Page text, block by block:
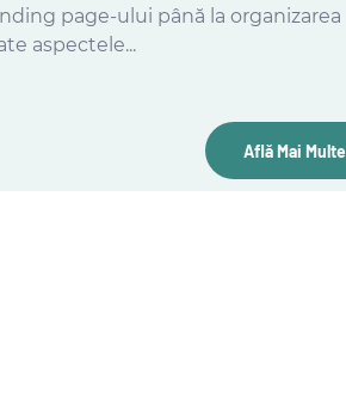
page-ului până la organizarea
aspectele...
Află Mai Multe